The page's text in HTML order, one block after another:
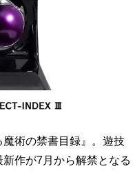
術の禁書目録』。遊技
作が7月から解禁となる